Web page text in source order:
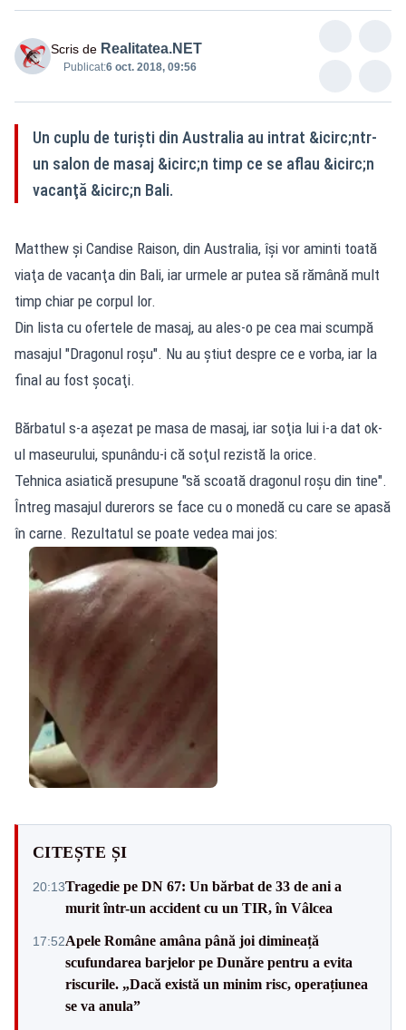
Scris de Realitatea.NET
Publicat:6 oct. 2018, 09:56
Un cuplu de turişti din Australia au intrat &icirc;ntr-
un salon de masaj &icirc;n timp ce se aflau &icirc;n
vacanţă &icirc;n Bali.
Matthew şi Candise Raison, din Australia, îşi vor aminti toată
viaţa de vacanţa din Bali, iar urmele ar putea să rămână mult
timp chiar pe corpul lor.
Din lista cu ofertele de masaj, au ales-o pe cea mai scumpă
masajul "Dragonul roşu". Nu au ştiut despre ce e vorba, iar la
final au fost şocaţi.
Bărbatul s-a aşezat pe masa de masaj, iar soţia lui i-a dat ok-
ul maseurului, spunându-i că soţul rezistă la orice.
Tehnica asiatică presupune "să scoată dragonul roşu din tine".
Întreg masajul durerors se face cu o monedă cu care se apasă
în carne. Rezultatul se poate vedea mai jos:
CITEȘTE ȘI
20:13Tragedie pe DN 67: Un bărbat de 33 de ani a
murit într-un accident cu un TIR, în Vâlcea
17:52Apele Române amâna până joi dimineață
scufundarea barjelor pe Dunăre pentru a evita
riscurile. „Dacă există un minim risc, operațiunea
se va anula”